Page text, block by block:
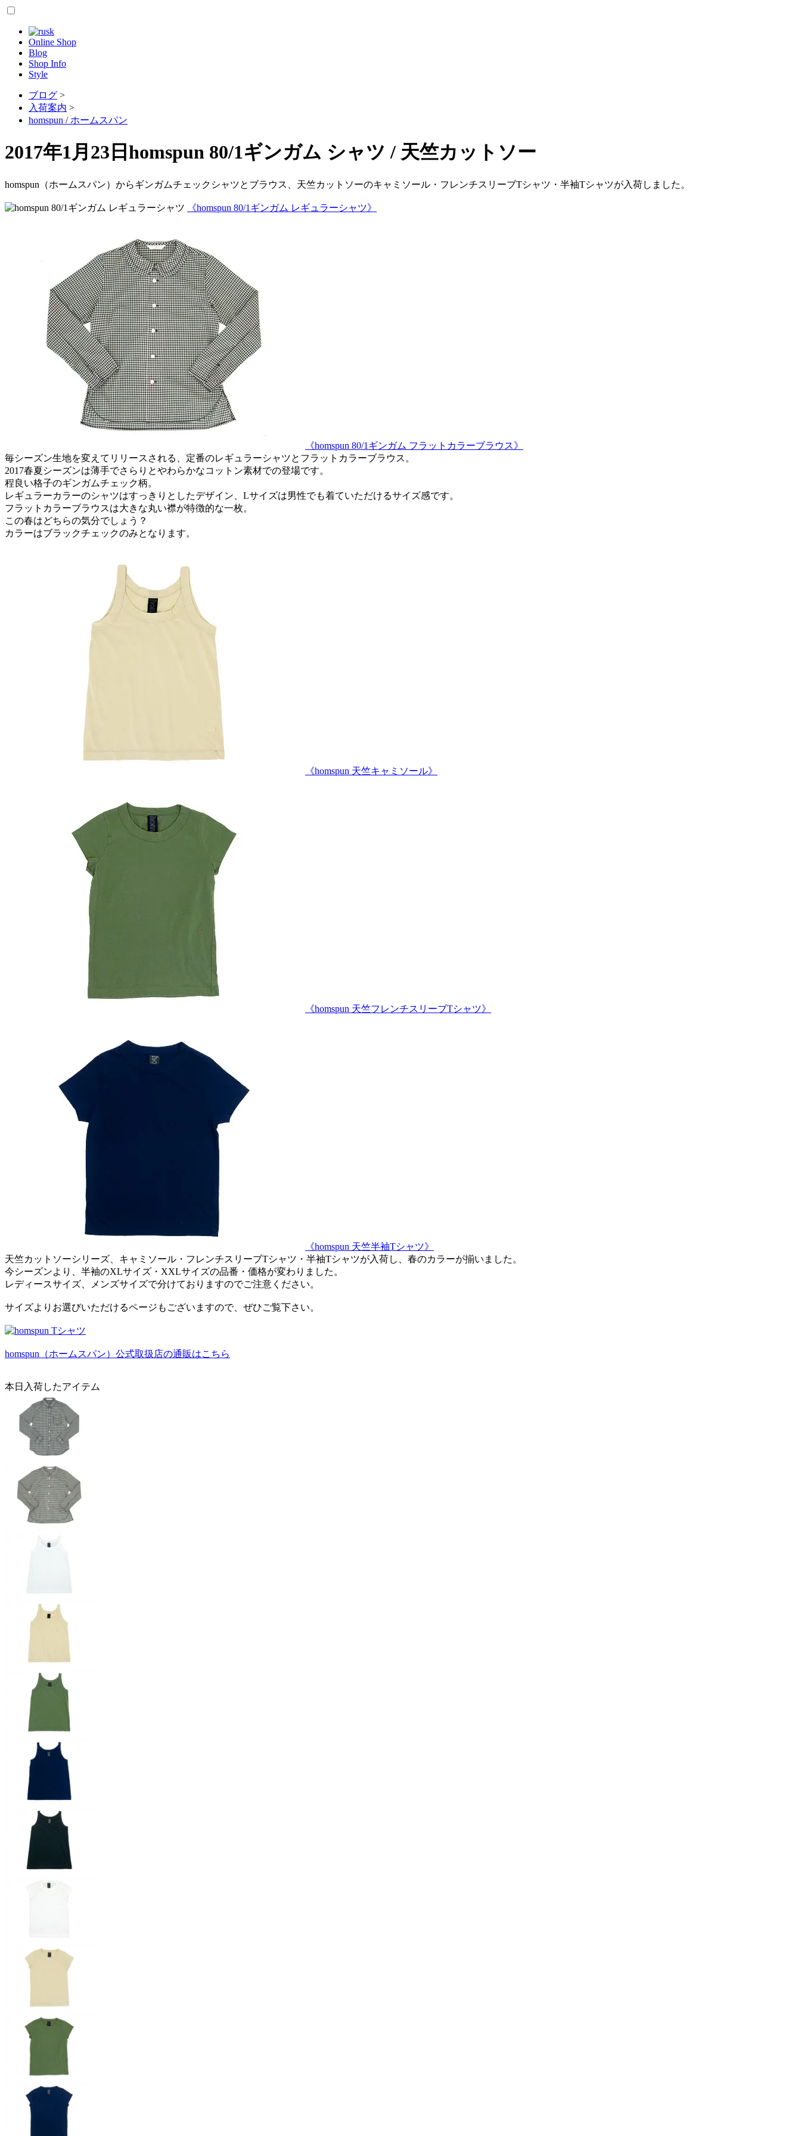
Online Shop
Blog
Shop Info
Style
ブログ >
入荷案内 >
homspun / ホームスパン
2017年1月23日 homspun 80/1ギンガム シャツ / 天竺カットソー
homspun（ホームスパン）からギンガムチェックシャツとブラウス、天竺カットソーのキャミソール・フレンチスリーブTシャツ・半袖Tシャツが入荷しました。
《homspun 80/1ギンガム レギュラーシャツ》
《homspun 80/1ギンガム フラットカラーブラウス》
毎シーズン生地を変えてリリースされる、定番のレギュラーシャツとフラットカラーブラウス。
2017春夏シーズンは薄手でさらりとやわらかなコットン素材での登場です。
程良い格子のギンガムチェック柄。
レギュラーカラーのシャツはすっきりとしたデザイン、Lサイズは男性でも着ていただけるサイズ感です。
フラットカラーブラウスは大きな丸い襟が特徴的な一枚。
この春はどちらの気分でしょう？
カラーはブラックチェックのみとなります。
《homspun 天竺キャミソール》
《homspun 天竺フレンチスリーブTシャツ》
《homspun 天竺半袖Tシャツ》
天竺カットソーシリーズ、キャミソール・フレンチスリーブTシャツ・半袖Tシャツが入荷し、春のカラーが揃いました。
今シーズンより、半袖のXLサイズ・XXLサイズの品番・価格が変わりました。
レディースサイズ、メンズサイズで分けておりますのでご注意ください。
サイズよりお選びいただけるページもございますので、ぜひご覧下さい。
homspun（ホームスパン）公式取扱店の通販はこちら
本日入荷したアイテム